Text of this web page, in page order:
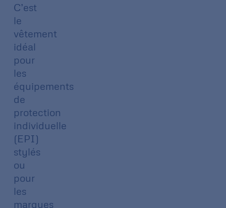
C’est
le
vêtement
idéal
pour
les
équipements
de
protection
individuelle
(EPI)
stylés
ou
pour
les
marques